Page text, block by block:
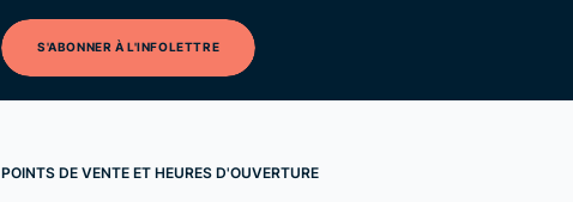
S'ABONNER À L'INFOLETTRE
POINTS DE VENTE ET HEURES D'OUVERTURE